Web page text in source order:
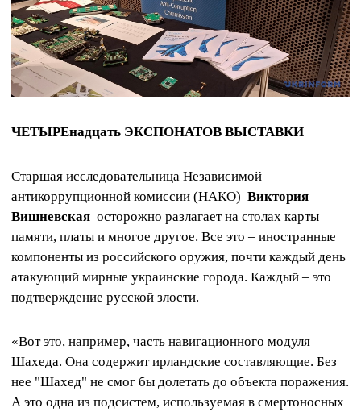
ЧЕТЫРЕнадцать ЭКСПОНАТОВ ВЫСТАВКИ
Старшая исследовательница Независимой
антикоррупционной комиссии (НАКО) Виктория
Вишневская осторожно разлагает на столах карты
памяти, платы и многое другое. Все это – иностранные
компоненты из российского оружия, почти каждый день
атакующий мирные украинские города. Каждый – это
подтверждение русской злости.
«Вот это, например, часть навигационного модуля
Шахеда. Она содержит ирландские составляющие. Без
нее "Шахед" не смог бы долетать до объекта поражения.
А это одна из подсистем, используемая в смертоносных